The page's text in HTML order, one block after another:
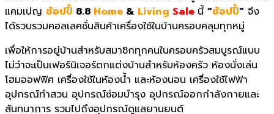
แคมเปญ ช้อปปี้ 8.8 Home & Living Sale นี้ “ช้อปปี้“ จึง
ได้รวบรวมคอลเลคชั่นสินค้าเครื่องใช้ในบ้านครอบคลุมทุกหมู่
เพื่อให้การอยู่บ้านสำหรับสมาชิกทุกคนในครอบครัวสมบูรณ์แบบ
ไม่ว่าจะเป็นเฟอร์นิเจอร์ตกแต่งบ้านสำหรับห้องครัว ห้องนั่งเล่น
โฮมออฟฟิศ เครื่องใช้ในห้องน้ำ และห้องนอน เครื่องใช้ไฟฟ้า
อุปกรณ์ทำสวน อุปกรณ์ซ่อมบำรุง อุปกรณ์ออกกำลังกายและ
สันทนาการ รวมไปถึงอุปกรณ์ดูแลยานยนต์